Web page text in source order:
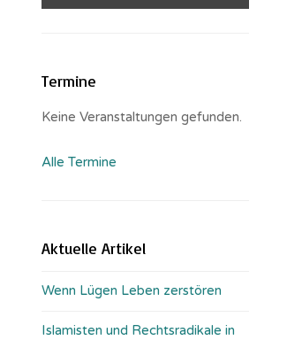
Termine
Keine Veranstaltungen gefunden.
Alle Termine
Aktuelle Artikel
Wenn Lügen Leben zerstören
Islamisten und Rechtsradikale in